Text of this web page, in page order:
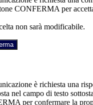
CONFERMA per
non sarà modificabile.
è richiesta una
nel campo di testo
per confermare la